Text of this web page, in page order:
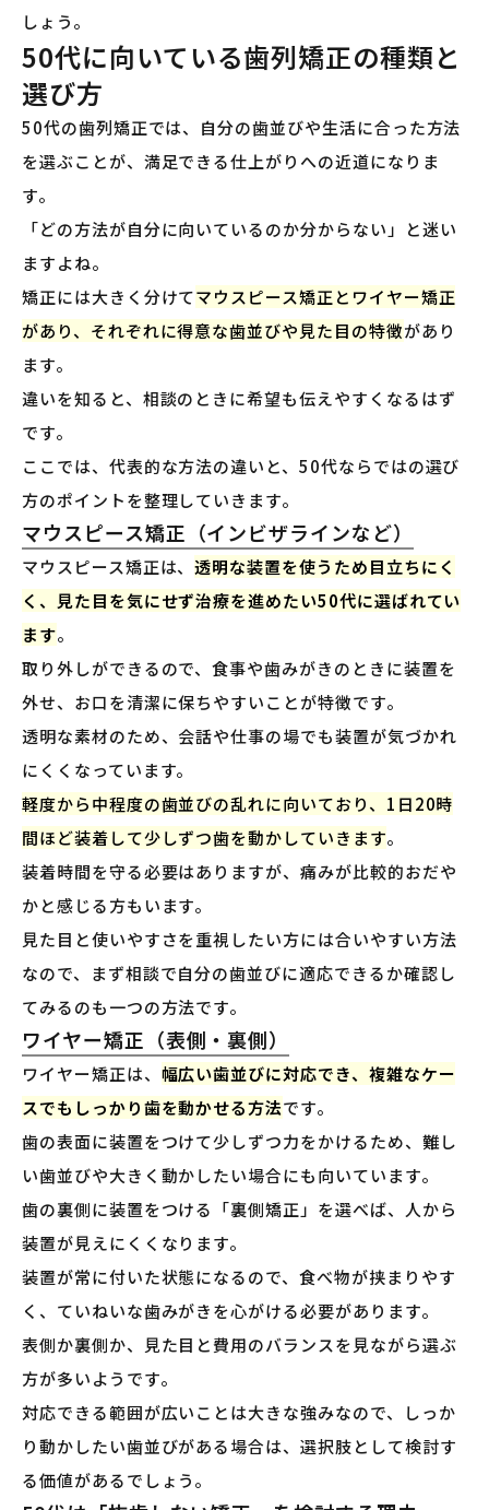
しょう。
50代に向いている歯列矯正の種類と
選び方
50代の歯列矯正では、自分の歯並びや生活に合った方法
を選ぶことが、満足できる仕上がりへの近道になりま
す。
「どの方法が自分に向いているのか分からない」と迷い
ますよね。
矯正には大きく分けてマウスピース矯正とワイヤー矯正
があり、それぞれに得意な歯並びや見た目の特徴があり
ます。
違いを知ると、相談のときに希望も伝えやすくなるはず
です。
ここでは、代表的な方法の違いと、50代ならではの選び
方のポイントを整理していきます。
マウスピース矯正（インビザラインなど）
マウスピース矯正は、透明な装置を使うため目立ちにく
く、見た目を気にせず治療を進めたい50代に選ばれてい
ます。
取り外しができるので、食事や歯みがきのときに装置を
外せ、お口を清潔に保ちやすいことが特徴です。
透明な素材のため、会話や仕事の場でも装置が気づかれ
にくくなっています。
軽度から中程度の歯並びの乱れに向いており、1日20時
間ほど装着して少しずつ歯を動かしていきます。
装着時間を守る必要はありますが、痛みが比較的おだや
かと感じる方もいます。
見た目と使いやすさを重視したい方には合いやすい方法
なので、まず相談で自分の歯並びに適応できるか確認し
てみるのも一つの方法です。
ワイヤー矯正（表側・裏側）
ワイヤー矯正は、 幅広い歯並びに対応でき、複雑なケー
スでもしっかり歯を動かせる方法です。
歯の表面に装置をつけて少しずつ力をかけるため、難し
い歯並びや大きく動かしたい場合にも向いています。
歯の裏側に装置をつける「裏側矯正」を選べば、人から
装置が見えにくくなります。
装置が常に付いた状態になるので、食べ物が挟まりやす
く、ていねいな歯みがきを心がける必要があります。
表側か裏側か、見た目と費用のバランスを見ながら選ぶ
方が多いようです。
対応できる範囲が広いことは大きな強みなので、しっか
り動かしたい歯並びがある場合は、選択肢として検討す
る価値があるでしょう。